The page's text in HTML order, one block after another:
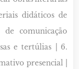
didáticos de
comunicação
e tertúlias | 6.
presencial |